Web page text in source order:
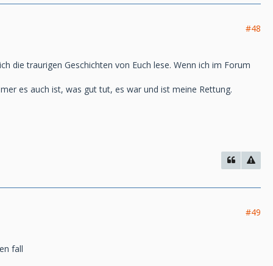
#48
die traurigen Geschichten von Euch lese. Wenn ich im Forum
es auch ist, was gut tut, es war und ist meine Rettung.
#49
fall